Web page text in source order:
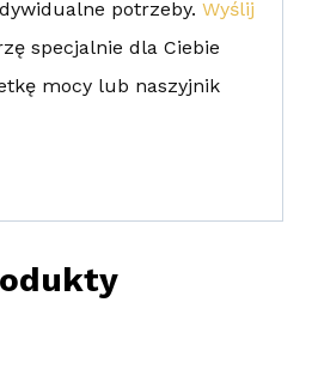
potrzeby. Wyślij
specjalnie dla Ciebie
mocy lub naszyjnik